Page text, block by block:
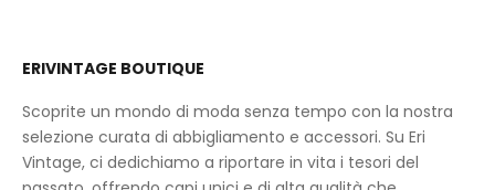
ERIVINTAGE BOUTIQUE
Scoprite un mondo di moda senza tempo con la nostra
selezione curata di abbigliamento e accessori. Su Eri
Vintage, ci dedichiamo a riportare in vita i tesori del